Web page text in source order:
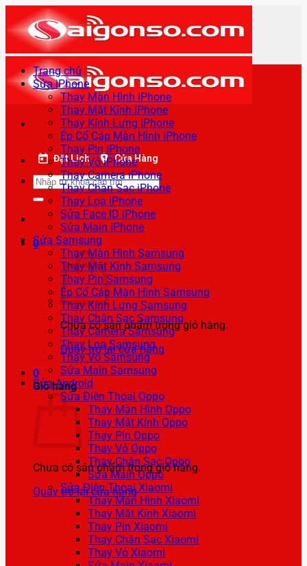
qua
nội
dung
Đặt Lịch Cửa Hàng
Tìm
kiếm:
0
Chưa có sản phẩm trong giỏ hàng.
Quay trở lại cửa hàng
0
Giỏ hàng
Chưa có sản phẩm trong giỏ hàng.
Quay trở lại cửa hàng
Trang chủ
Sửa iPhone
Thay Màn Hình iPhone
Thay Mặt Kính iPhone
Thay Kính Lưng iPhone
Ép Cổ Cáp Màn Hình iPhone
Thay Pin iPhone
Thay Vỏ iPhone
Thay Camera iPhone
Thay Chân Sạc iPhone
Thay Loa iPhone
Sửa Face ID iPhone
Sửa Main iPhone
Sửa Samsung
Thay Màn Hình Samsung
Thay Mặt Kính Samsung
Thay Pin Samsung
Ép Cổ Cáp Màn Hình Samsung
Thay Kính Lưng Samsung
Thay Chân Sạc Samsung
Thay Camera Samsung
Thay Loa Samsung
Thay Vỏ Samsung
Sửa Main Samsung
Sửa Android
Sửa Điện Thoại Oppo
Thay Màn Hình Oppo
Thay Mặt Kính Oppo
Thay Pin Oppo
Thay Vỏ Oppo
Thay Chân Sạc Oppo
Sửa Main Oppo
Sửa Điện Thoại Xiaomi
Thay Màn Hình Xiaomi
Thay Mặt Kính Xiaomi
Thay Pin Xiaomi
Thay Chân Sạc Xiaomi
Thay Vỏ Xiaomi